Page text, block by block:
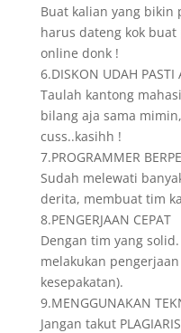
Buat kalian yang bikin
harus dateng kok
online donk !
6.DISKON UDAH PASTI
Taulah kantong
bilang aja sama
cuss..kasihh !
7.PROGRAMMER
Sudah melewati
derita, membuat tim
8.PENGERJAAN CEPAT
Dengan tim yang
melakukan
kesepakatan).
9.MENGGUNAKAN
Jangan takut